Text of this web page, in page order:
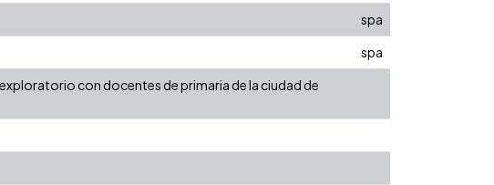
spa
spa
con docentes de primaria de la ciudad de